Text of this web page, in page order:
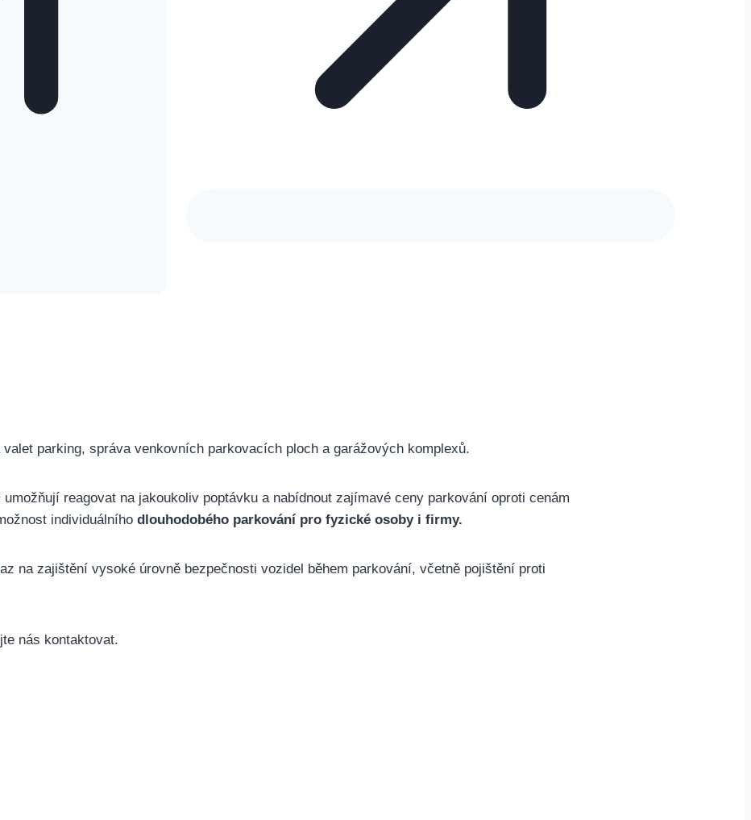
parking, správa venkovních parkovacích ploch a garážových komplexů.
reagovat na jakoukoliv poptávku a nabídnout zajímavé ceny parkování oproti cenám
individuálního dlouhodobého parkování pro fyzické osoby i firmy.
na zajištění vysoké úrovně bezpečnosti vozidel během parkování, včetně pojištění proti
nás kontaktovat.